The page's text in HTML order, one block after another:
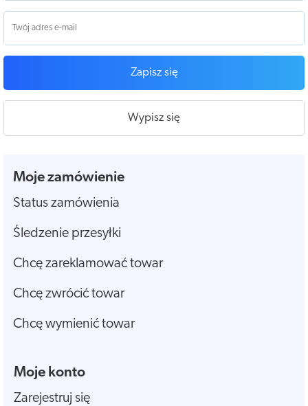
Zapisz się
Wypisz się
Moje zamówienie
Status zamówienia
Śledzenie przesyłki
Chcę zareklamować towar
Chcę zwrócić towar
Chcę wymienić towar
Moje konto
Zarejestruj się